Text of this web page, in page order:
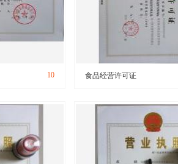
10 食品经营许可证